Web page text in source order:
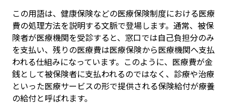
この用語は、健康保険などの医療保険制度における医療
費の処理方法を説明する文脈で登場します。通常、被保
険者が医療機関を受診すると、窓口では自己負担分のみ
を支払い、残りの医療費は医療保険から医療機関へ支払
われる仕組みになっています。このように、医療費が金
銭として被保険者に支払われるのではなく、診療や治療
といった医療サービスの形で提供される保険給付が療養
の給付と呼ばれます。